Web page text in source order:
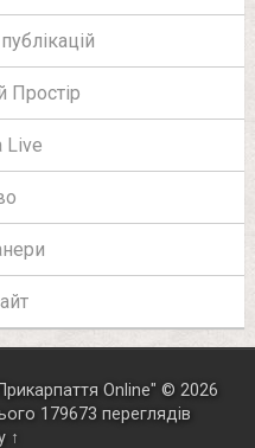
Простір
Live
Прикарпаття Online" © 2026
179673 переглядів
↑